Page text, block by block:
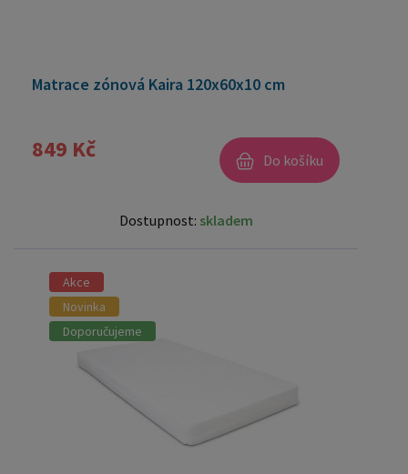
Matrace zónová Kaira 120x60x10 cm
849 Kč Do košíku
Dostupnost: skladem
Akce
Novinka
Doporučujeme